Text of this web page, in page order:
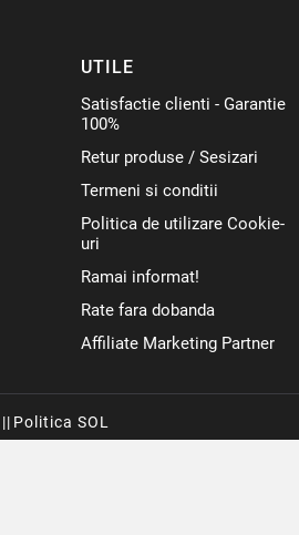
UTILE
Satisfactie clienti - Garantie
100%
Retur produse / Sesizari
Termeni si conditii
Politica de utilizare Cookie-
uri
Ramai informat!
Rate fara dobanda
Affiliate Marketing Partner
|| Politica SOL